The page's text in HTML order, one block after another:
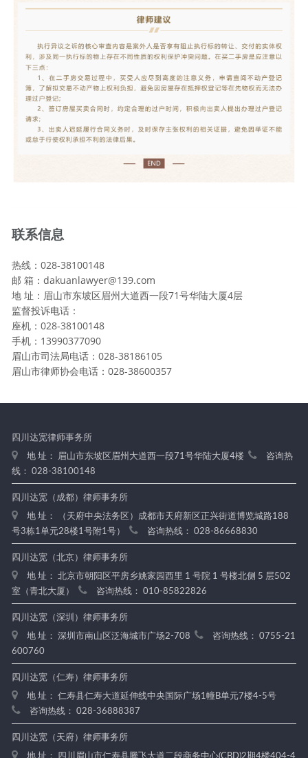
联系信息
热线：028-38100148
邮 箱：dakuanlawyer@139.com
地 址：眉山市东坡区眉州大道西一段71号华陆大厦4层
监督投诉电话：
座机：028-38100148
手机：13990377090
眉山市司法局电话：028-38186105
眉山市律师协会电话：028-38600357
四川达宽律师事务所
地 址： 眉山市东坡区眉州大道西一段71号华陆大厦4楼
咨询热
线： 028-38100148
四川达宽（成都）律师事务所
地 址： （天府中央法务区）成都市天府新区正兴街道博览城路188
号3栋1单元28楼1号附1号）
咨询热线： 028-86668830
四川达宽（北京）律师事务所
地 址： 北京市朝阳区平房乡姚家园西里 1 号院 1 号楼北侧 5 层502
室（青北大厦）
咨询热线： 010-85822826
四川达宽（深圳）律师事务所
地 址： 深圳市南山区泛海城市广场2-708
咨询热线： 0755-21
600760
四川达宽（仁寿）律师事务所
地 址： 仁寿县仁寿大道延伸线中央国际广场1幢B单元7楼4-5号
咨询热线： 028-36888387
四川达宽（天府）律师事务所
地 址： 四川眉山市仁寿县腾飞大道二段商务中心(CBD)2期4楼404-4